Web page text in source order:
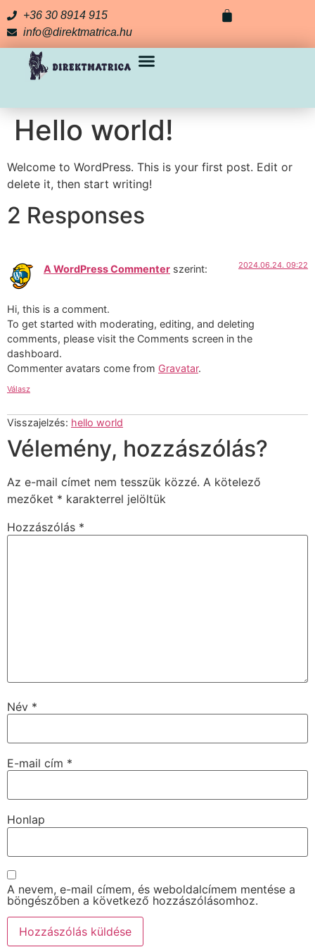
+36 30 8914 915
info@direktmatrica.hu
Hello world!
Welcome to WordPress. This is your first post. Edit or
delete it, then start writing!
2 Responses
A WordPress Commenter szerint: 2024.06.24. 09:22
Hi, this is a comment.
To get started with moderating, editing, and deleting
comments, please visit the Comments screen in the
dashboard.
Commenter avatars come from Gravatar.
Válasz
Visszajelzés: hello world
Vélemény, hozzászólás?
Az e-mail címet nem tesszük közzé. A kötelező
mezőket * karakterrel jelöltük
Hozzászólás *
Név *
E-mail cím *
Honlap
A nevem, e-mail címem, és weboldalcímem mentése a
böngészőben a következő hozzászólásomhoz.